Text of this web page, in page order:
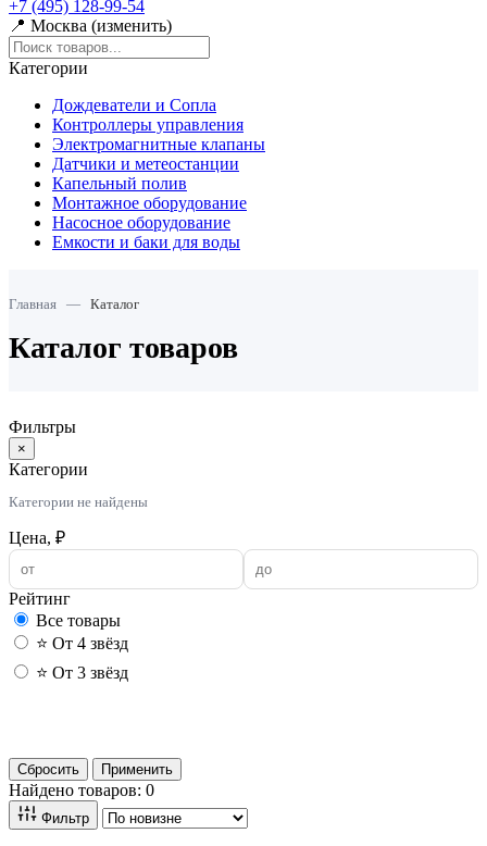
+7 (495) 128-99-54
📍 Москва (изменить)
Категории
Дождеватели и Сопла
Контроллеры управления
Электромагнитные клапаны
Датчики и метеостанции
Капельный полив
Монтажное оборудование
Насосное оборудование
Емкости и баки для воды
Главная — Каталог
Каталог товаров
Фильтры
×
Категории
Категории не найдены
Цена, ₽
Рейтинг
Все товары
⭐ От 4 звёзд
⭐ От 3 звёзд
Сбросить
Применить
Найдено товаров: 0
Фильтр